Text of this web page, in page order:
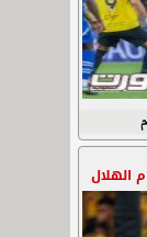
الهلال